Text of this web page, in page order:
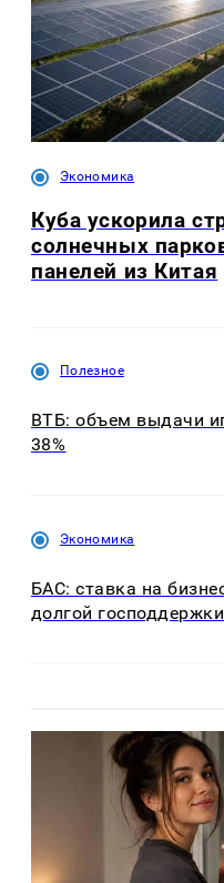
Экономика
Куба ускорила
солнечных
панелей из Китая
Полезное
ВТБ: объем выдачи
38%
Экономика
БАС: ставка на
долгой господдержки